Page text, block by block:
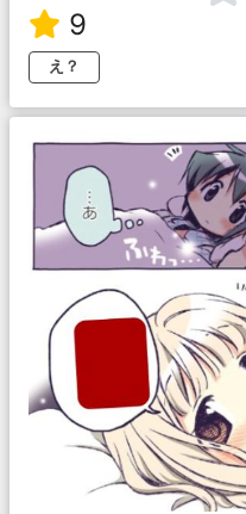
9
え？